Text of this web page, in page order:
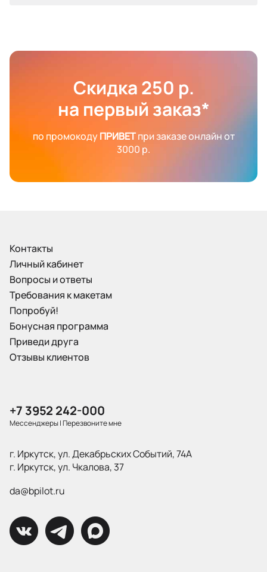
Скидка 250 р.
на первый заказ*
по промокодуПРИВЕТпри заказе онлайн от
3000 р.
Контакты
Личный кабинет
Вопросы и ответы
Требования к макетам
Попробуй!
Бонусная программа
Приведи друга
Отзывы клиентов
+7 3952 242-000
Мессенджеры|Перезвоните мне
г. Иркутск, ул. Декабрьских Событий, 74А
г. Иркутск, ул. Чкалова, 37
da@bpilot.ru